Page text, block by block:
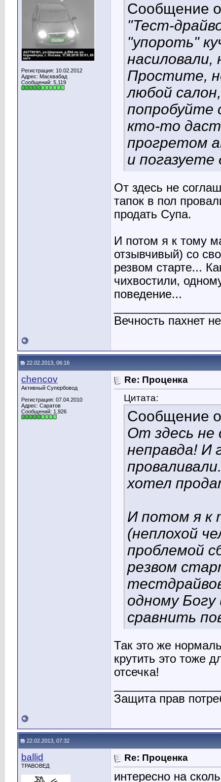
Регистрация: 10.02.2012
Адрес: Масквабад
Сообщений: 5,119
Сообщение
"Тест-
"упороть"
насиловали,
Простите,
любой
попробуйте
кто-то
прогретом
и погазуете
От здесь не
тапок в пол
продать Супа.
И потом я к тому
отзывчивый) со
резвом старте...
чихвостили,
поведение...
Вечность пахнет
22.02.2013, 06:16
chencov
Активный Супербовод
Регистрация: 07.04.2010
Адрес: Саратов
Сообщений: 1,926
Re: Проценка
Цитата:
Сообщение
От здесь
неправда! И
хотел
И потом я к
(неплохой
проблемой
резвом
одному
сравнить
Так это же
крутить это тоже
отсечка!
Защита прав
22.02.2013, 07:32
ballid
ТРАВОВЕД
Re: Проценка
интересно на